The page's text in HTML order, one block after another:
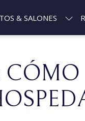
& SALONES